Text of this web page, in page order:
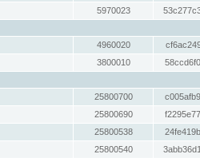
5970023
4960020
3800010
25800700
25800690
25800538
25800540